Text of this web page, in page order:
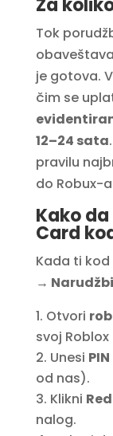
Za
Tok
je gotova.
čim se
12–24 sata
pravilu
do Robux-
Kako
Card
Kada ti
→
Otvori
svoj
Unesi
od nas).
Klikni
nalog.